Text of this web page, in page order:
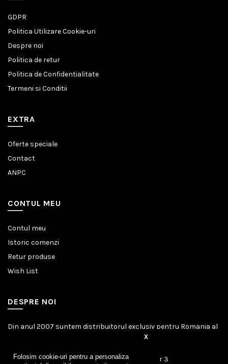
Folosim cookie-uri pentru a personaliza
X
GDPR
Politica Utilizare Cookie-uri
Despre noi
Politica de retur
Politica de Confidentialitate
Termeni si Conditii
EXTRA
Oferte speciale
Contact
ANPC
CONTUL MEU
Contul meu
Istoric comenzi
Retur produse
Wish List
DESPRE NOI
Din anul 2007 suntem distribuitorul exclusiv pentru Romania al
Calea Calarasilor, Nr. 253, Bucuresti, Sector 3